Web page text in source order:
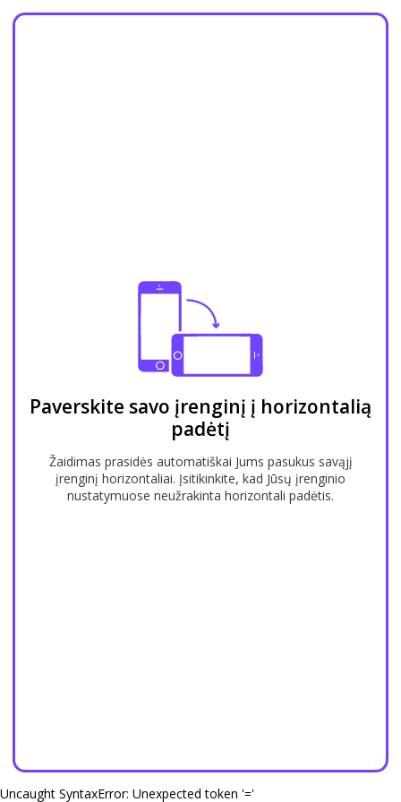
Paverskite savo įrenginį į horizontalią
padėtį
Žaidimas prasidės automatiškai Jums pasukus savąjį
įrenginį horizontaliai. Įsitikinkite, kad Jūsų įrenginio
nustatymuose neužrakinta horizontali padėtis.
Uncaught SyntaxError: Unexpected token '='